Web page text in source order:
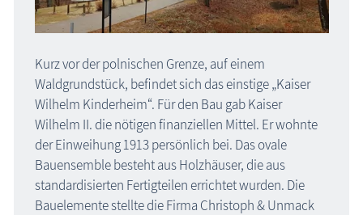
Kurz vor der polnischen Grenze, auf einem
Waldgrundstück, befindet sich das einstige „Kaiser
Wilhelm Kinderheim“. Für den Bau gab Kaiser
Wilhelm II. die nötigen finanziellen Mittel. Er wohnte
der Einweihung 1913 persönlich bei. Das ovale
Bauensemble besteht aus Holzhäuser, die aus
standardisierten Fertigteilen errichtet wurden. Die
Bauelemente stellte die Firma Christoph & Unmack